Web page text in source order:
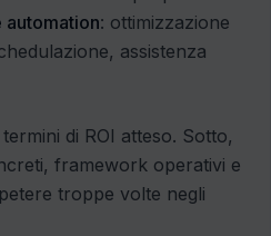
: ottimizzazione
assistenza
di ROI atteso. Sotto,
framework operativi e
troppe volte negli